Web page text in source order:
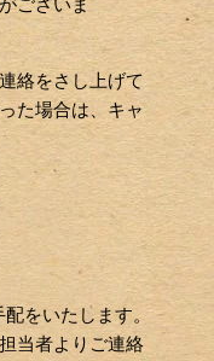
絡をさし上げて
た場合は、キャ
をいたします。
当者よりご連絡